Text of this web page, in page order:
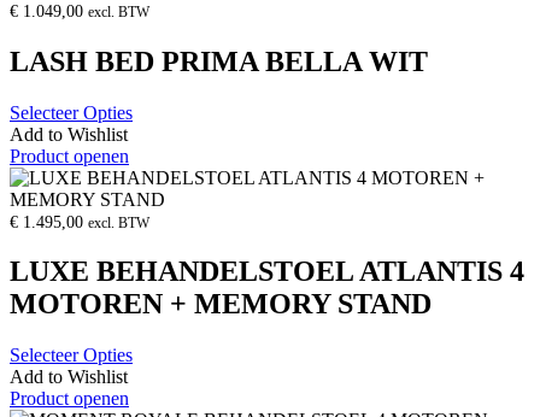
€ 1.049,00 excl. BTW
LASH BED PRIMA BELLA WIT
Selecteer Opties
Add to Wishlist
Product openen
€ 1.495,00 excl. BTW
LUXE BEHANDELSTOEL ATLANTIS 4
MOTOREN + MEMORY STAND
Selecteer Opties
Add to Wishlist
Product openen